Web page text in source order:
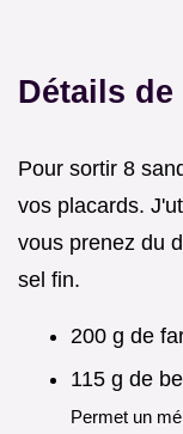
Détails
Pour sortir 8
vos placards.
vous prenez du
sel fin.
200 g de
115 g de
Permet un